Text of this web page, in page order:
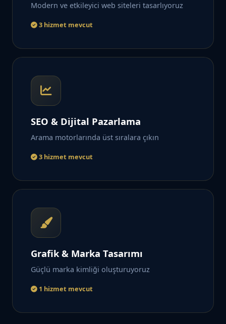
Modern ve etkileyici web siteleri tasarlıyoruz
3 hizmet mevcut
SEO & Dijital Pazarlama
Arama motorlarında üst sıralara çıkın
3 hizmet mevcut
Grafik & Marka Tasarımı
Güçlü marka kimliği oluşturuyoruz
1 hizmet mevcut